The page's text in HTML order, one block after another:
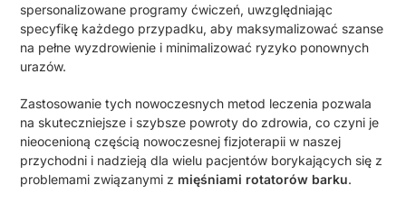
spersonalizowane programy ćwiczeń, uwzględniając
specyfikę każdego przypadku, aby maksymalizować szanse
na pełne wyzdrowienie i minimalizować ryzyko ponownych
urazów.
Zastosowanie tych nowoczesnych metod leczenia pozwala
na skuteczniejsze i szybsze powroty do zdrowia, co czyni je
nieocenioną częścią nowoczesnej fizjoterapii w naszej
przychodni i nadzieją dla wielu pacjentów borykających się z
problemami związanymi z mięśniami rotatorów barku.